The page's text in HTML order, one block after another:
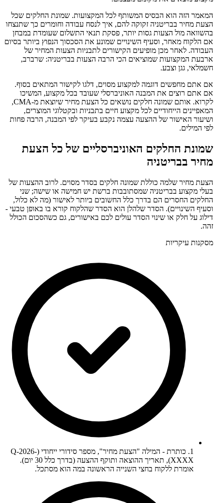
המאמר הזה הוא הבסיס המשותף לכל המקצועות. שמונת החלקים שכל
הצעת מחיר בבריטניה זקוקה להם, איך לנסח עבודה וחומרים כך שתנצחו
בהשוואה מול הצעות גסות יותר, פסקת תנאי התשלום שעומדת במבחן
אם הלקוח מאחר, וסעיף השינויים שמונע את הסכסוך הנפוץ ביותר בסיום
העבודה. לאחר מכן מופיעים הקישורים לתבניות הצעות המחיר של
ארבעת המקצועות שמוציאים הכי הרבה הצעות בבריטניה: שרברב,
חשמלאי, גגן וצבע.
אם אתם מחפשים דוגמה למקצוע מסוים, דלגו לקישור המתאים בסוף.
אם אתם רוצים את המבנה האוניברסלי שעובד בכל מקצוע, המשיכו
לקרוא. אותם שמונה חלקים נושאים כל הצעת מחיר שיוצאת מ-CMA,
המאפיינים הייחודיים לכל מקצוע חיים בתבניות ובקטלוגי המוצרים,
ושיעור האישור של ההצעה עצמה נקבע בעיקר לפי המבנה, הרבה פחות
לפי המילים.
שמונת החלקים האוניברסליים של כל הצעת
מחיר בבריטניה
הצעת מחיר שלמה כוללת שמונה חלקים בסדר מסוים. לרוב ההצעות של
בעלי מקצוע בבריטניה שמסתובבות ברשת יש חמישה או שישה; שני
החלקים החסרים הם בדרך כלל החשובים ביותר לאישור (מה לא כלול,
וסעיף השינויים). הסדר שלהלן הוא הסדר שהלקוח קורא בו באופן טבעי -
דילוג על חלק או שינוי הסדר עולים לכם באישורים, גם כשהסכום הכולל
זהה.
מסקנות עיקריות
1. כותרת - המילה "הצעת מחיר", מספר סידורי ייחודי (Q-2026-
XXXX), תאריך ההוצאה ותוקף ההצעה (בדרך כלל 30 יום).
אומרת ללקוח בחצי השנייה הראשונה במה הוא מסתכל.